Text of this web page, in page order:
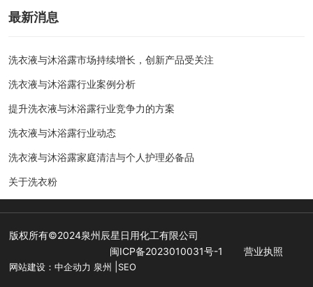
最新消息
洗衣液与沐浴露市场持续增长，创新产品受关注
洗衣液与沐浴露行业案例分析
提升洗衣液与沐浴露行业竞争力的方案
洗衣液与沐浴露行业动态
洗衣液与沐浴露家庭清洁与个人护理必备品
关于洗衣粉
版权所有©2024泉州辰星日用化工有限公司
闽ICP备2023010031号-1
营业执照
网站建设：中企动力 泉州 SEO
059586835288